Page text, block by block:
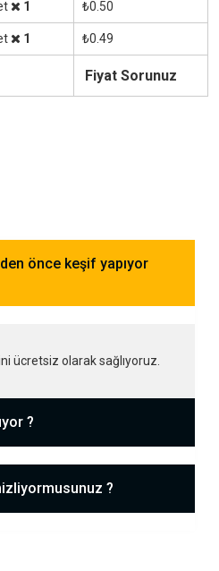
1 ₺0.50
1 ₺0.49
Fiyat Sorunuz
önce keşif yapıyor
ücretsiz olarak sağlıyoruz.
?
?